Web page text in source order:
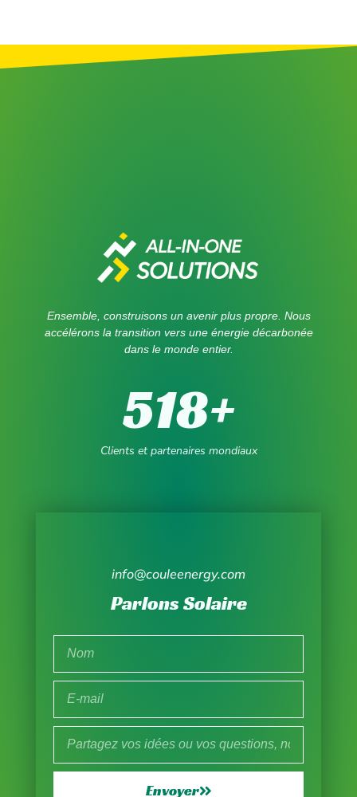
Ensemble, construisons un avenir plus propre. Nous
accélérons la transition vers une énergie décarbonée
dans le monde entier.
Clients et partenaires mondiaux
518+
info@couleenergy.com
Parlons Solaire
Envoyer